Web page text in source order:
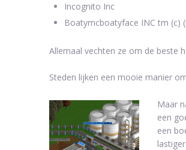
Incognito Inc
Boatymcboatyface INC tm (c)
Allemaal vechten ze om de beste
Steden lijken een mooie manier
Maar
een
een